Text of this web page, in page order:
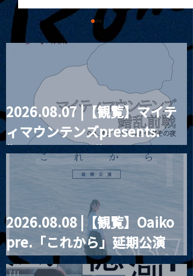
MoonRomantic
Channel1周年記念Live
2026.08.07 |【観覧】マイテ
ィマウンテンズpresents.
“HALL-IN-ONE”
2026.08.08 |【観覧】Oaiko
pre.「これから」延期公演
Blurred City Lights × 17歳